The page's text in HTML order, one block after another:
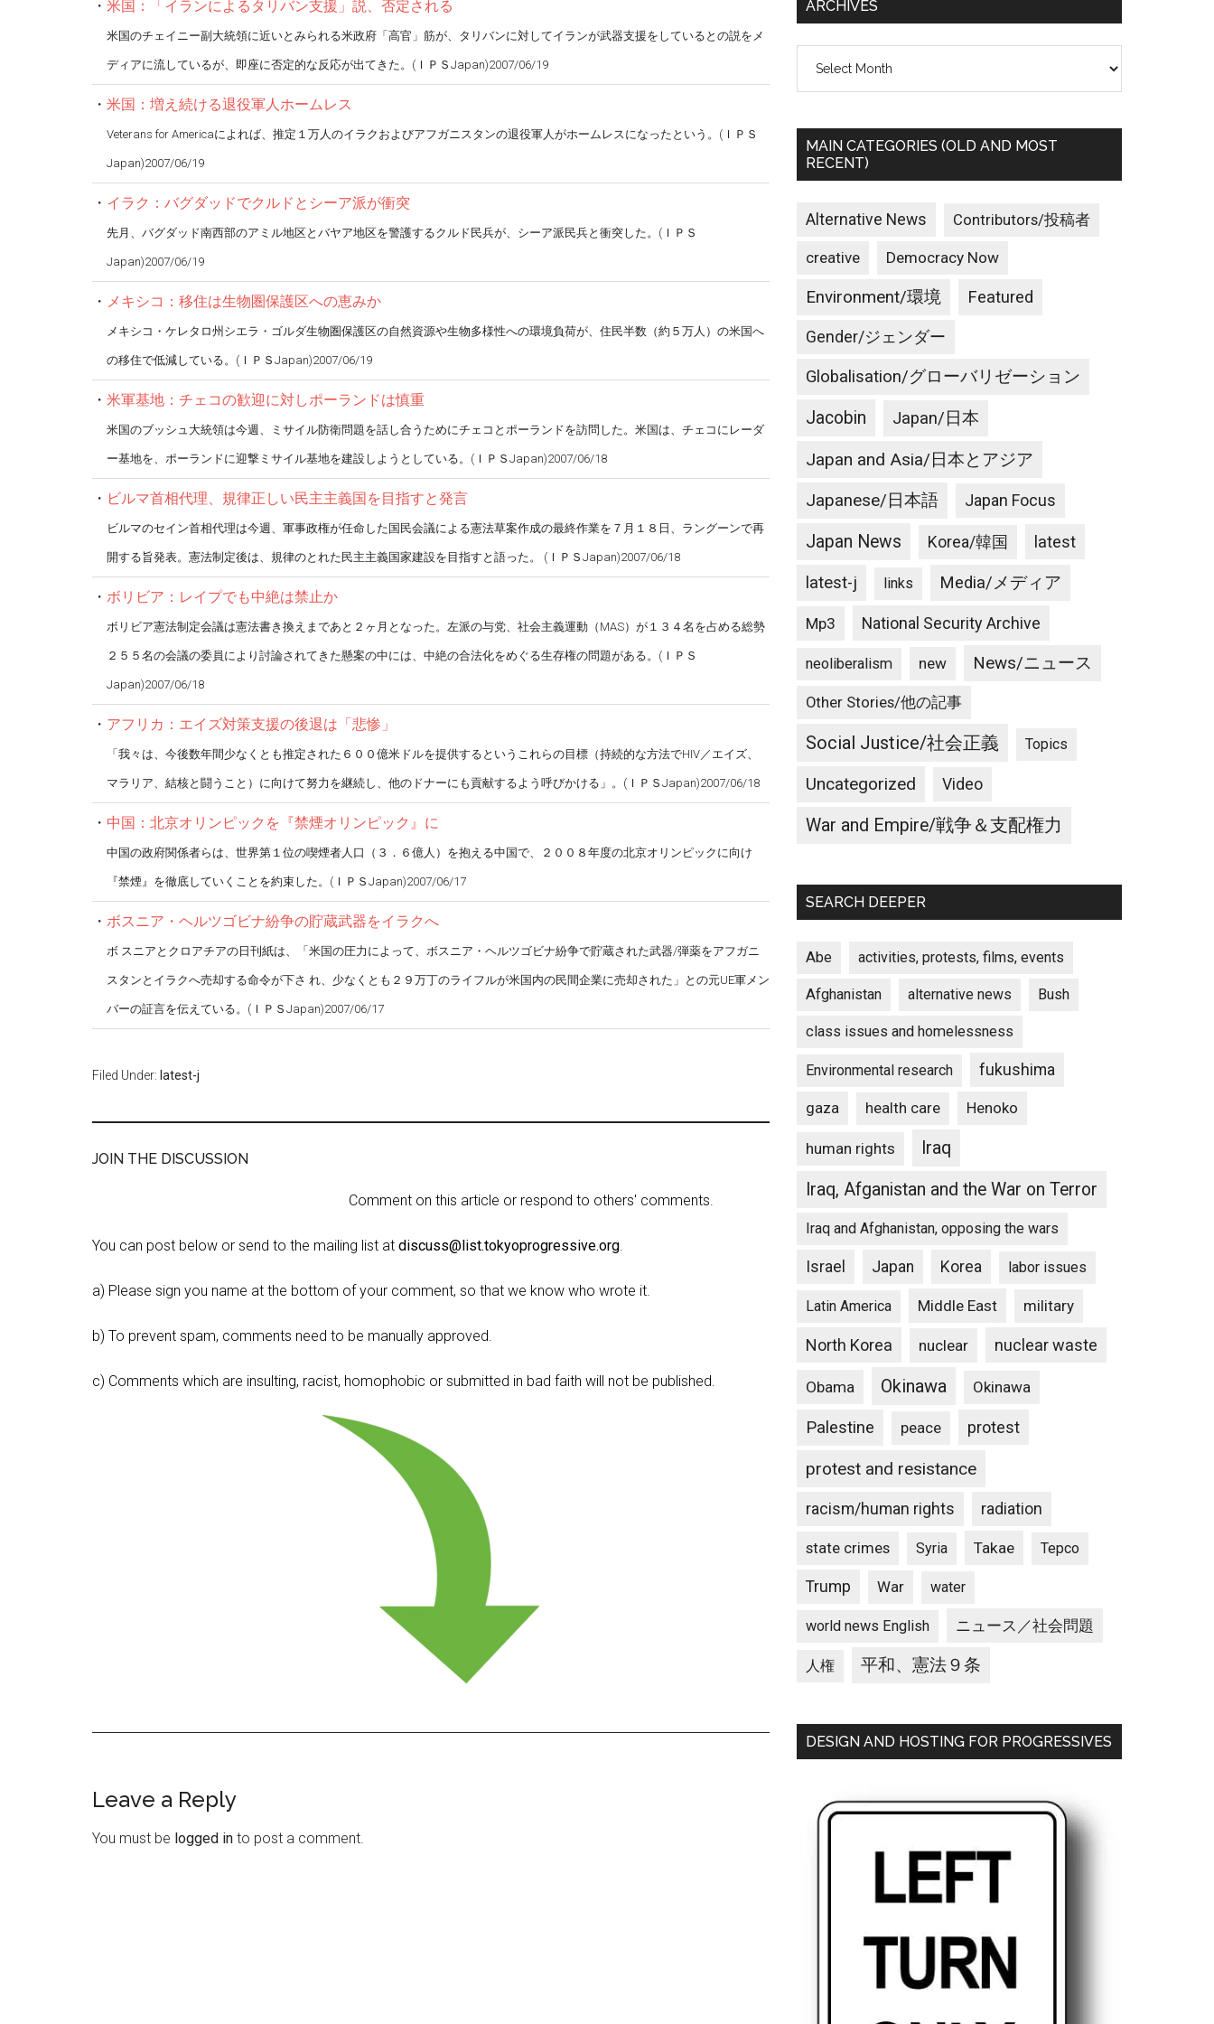
・ 米国：「イランによるタリバン支援」説、否定される
米国のチェイニー副大統領に近いとみられる米政府「高官」筋が、タリバンに対してイランが武器支援をしているとの説をメ
ディアに流しているが、即座に否定的な反応が出てきた。(ＩＰＳJapan)2007/06/19
・ 米国：増え続ける退役軍人ホームレス
Veterans for Americaによれば、推定１万人のイラクおよびアフガニスタンの退役軍人がホームレスになったという。(ＩＰＳ
Japan)2007/06/19
・ イラク：バグダッドでクルドとシーア派が衝突
先月、バグダッド南西部のアミル地区とバヤア地区を警護するクルド民兵が、シーア派民兵と衝突した。(ＩＰＳ
Japan)2007/06/19
・ メキシコ：移住は生物圏保護区への恵みか
メキシコ・ケレタロ州シエラ・ゴルダ生物圏保護区の自然資源や生物多様性への環境負荷が、住民半数（約５万人）の米国へ
の移住で低減している。(ＩＰＳJapan)2007/06/19
・ 米軍基地：チェコの歓迎に対しポーランドは慎重
米国のブッシュ大統領は今週、ミサイル防衛問題を話し合うためにチェコとポーランドを訪問した。米国は、チェコにレーダ
ー基地を、ポーランドに迎撃ミサイル基地を建設しようとしている。(ＩＰＳJapan)2007/06/18
・ ビルマ首相代理、規律正しい民主主義国を目指すと発言
ビルマのセイン首相代理は今週、軍事政権が任命した国民会議による憲法草案作成の最終作業を７月１８日、ラングーンで再
開する旨発表。憲法制定後は、規律のとれた民主主義国家建設を目指すと語った。 (ＩＰＳJapan)2007/06/18
・ ボリビア：レイプでも中絶は禁止か
ボリビア憲法制定会議は憲法書き換えまであと２ヶ月となった。左派の与党、社会主義運動（MAS）が１３４名を占める総勢
２５５名の会議の委員により討論されてきた懸案の中には、中絶の合法化をめぐる生存権の問題がある。(ＩＰＳ
Japan)2007/06/18
・ アフリカ：エイズ対策支援の後退は「悲惨」
「我々は、今後数年間少なくとも推定された６００億米ドルを提供するというこれらの目標（持続的な方法でHIV／エイズ、
マラリア、結核と闘うこと）に向けて努力を継続し、他のドナーにも貢献するよう呼びかける」。(ＩＰＳJapan)2007/06/18
・ 中国：北京オリンピックを『禁煙オリンピック』に
中国の政府関係者らは、世界第１位の喫煙者人口（３．６億人）を抱える中国で、２００８年度の北京オリンピックに向け
『禁煙』を徹底していくことを約束した。(ＩＰＳJapan)2007/06/17
・ ボスニア・ヘルツゴビナ紛争の貯蔵武器をイラクへ
ボ スニアとクロアチアの日刊紙は、「米国の圧力によって、ボスニア・ヘルツゴビナ紛争で貯蔵された武器/弾薬をアフガニ
スタンとイラクへ売却する命令が下さ れ、少なくとも２９万丁のライフルが米国内の民間企業に売却された」との元UE軍メン
バーの証言を伝えている。(ＩＰＳJapan)2007/06/17
Filed Under: latest-j
JOIN THE DISCUSSION
Comment on this article or respond to others' comments.
You can post below or send to the mailing list at discuss@list.tokyoprogressive.org.
a) Please sign you name at the bottom of your comment, so that we know who wrote it.
b) To prevent spam, comments need to be manually approved.
c) Comments which are insulting, racist, homophobic or submitted in bad faith will not be published.
Reader
Interactions
Leave a Reply
You must be logged in to post a comment.
ARCHIVES
MAIN CATEGORIES (OLD AND MOST
RECENT)
Alternative News Contributors/投稿者
creative Democracy Now
Environment/環境 Featured
Gender/ジェンダー
Globalisation/グローバリゼーション
Jacobin Japan/日本
Japan and Asia/日本とアジア
Japanese/日本語 Japan Focus
Japan News Korea/韓国 latest
latest-j links Media/メディア
Mp3 National Security Archive
neoliberalism new News/ニュース
Other Stories/他の記事
Social Justice/社会正義 Topics
Uncategorized Video
War and Empire/戦争＆支配権力
SEARCH DEEPER
Abe activities, protests, films, events
Afghanistan alternative news Bush
class issues and homelessness
Environmental research fukushima
gaza health care Henoko
human rights
Iraq
Iraq, Afganistan and the War on Terror
Iraq and Afghanistan, opposing the wars
Israel Japan Korea labor issues
Latin America Middle East military
North Korea nuclear nuclear waste
Obama Okinawa Okinawa
Palestine peace protest
protest and resistance
racism/human rights radiation
state crimes Syria Takae Tepco
Trump War water
world news English ニュース／社会問題
人権 平和、憲法９条
DESIGN AND HOSTING FOR PROGRESSIVES